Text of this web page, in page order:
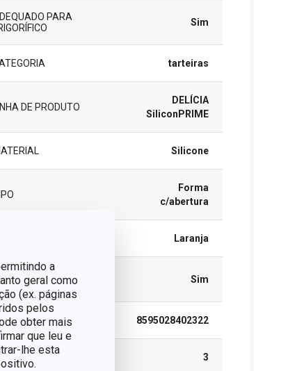
a
geral como
(ex. páginas
pelos
obter mais
que leu e
lhe esta
PARA
Sim
tarteiras
DE PRODUTO
DELÍCIA
SiliconPRIME
Silicone
Forma
c/abertura
Laranja
DE LAVAR
Sim
8595028402322
(EM ANOS) 3